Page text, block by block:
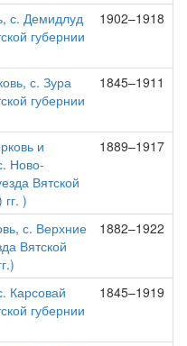
с. Демидлуд
губернии
1902–1918
с. Зура
губернии
1845–1911
и
Ново-
Вятской
)
1889–1917
с. Верхние
Вятской
1882–1922
Карсовай
губернии
1845–1919